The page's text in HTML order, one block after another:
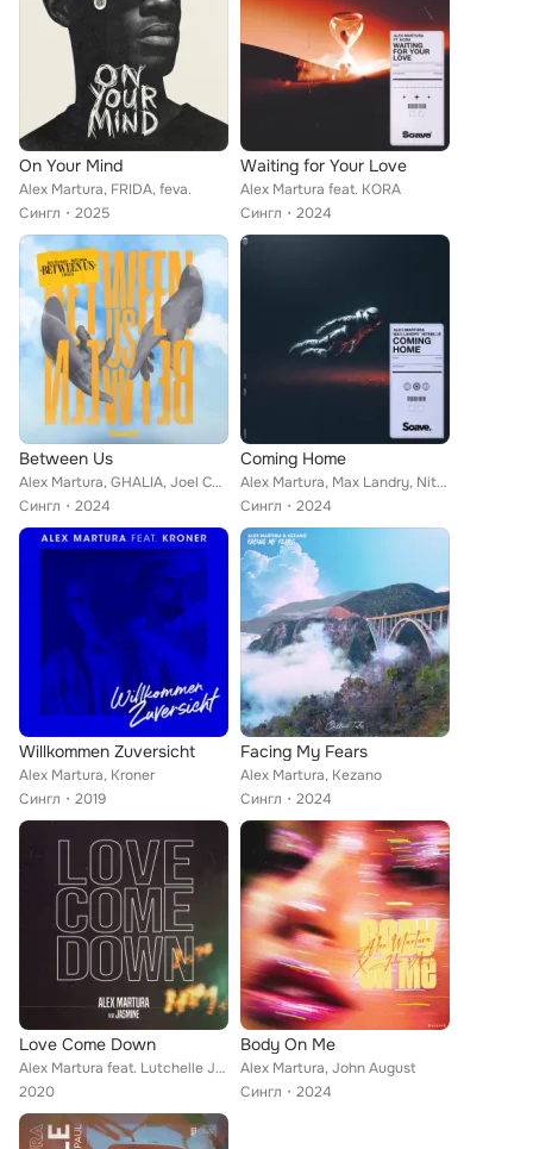
On Your Mind
Alex Martura, FRIDA, feva.
Сингл
2025
Waiting for Your Love
Alex Martura feat. KORA
Сингл
2024
Between Us
Alex Martura, GHALIA, Joel Coopa
Сингл
2024
Coming Home
Alex Martura, Max Landry, Niteblue
Сингл
2024
Willkommen Zuversicht
Alex Martura, Kroner
Сингл
2019
Facing My Fears
Alex Martura, Kezano
Сингл
2024
Love Come Down
Alex Martura feat. Lutchelle Jasmine
2020
Body On Me
Alex Martura, John August
Сингл
2024